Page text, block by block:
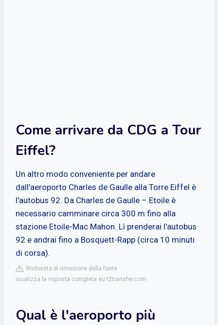
Come arrivare da CDG a Tour
Eiffel?
Un altro modo conveniente per andare
dall'aeroporto Charles de Gaulle alla Torre Eiffel è
l'autobus 92. Da Charles de Gaulle – Etoile è
necessario camminare circa 300 m fino alla
stazione Etoile-Mac Mahon. Lì prenderai l'autobus
92 e andrai fino a Bosquett-Rapp (circa 10 minuti
di corsa).
Richiesta di rimozione della fonte
isualizza la risposta completa su t2transfer.com
Qual è l'aeroporto più